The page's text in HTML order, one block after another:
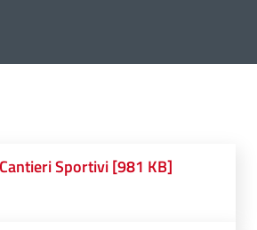
Sportivi [981 KB]